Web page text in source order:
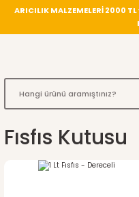
ARICILIK MALZEMELERİ 2000 TL
Fısfıs Kutusu